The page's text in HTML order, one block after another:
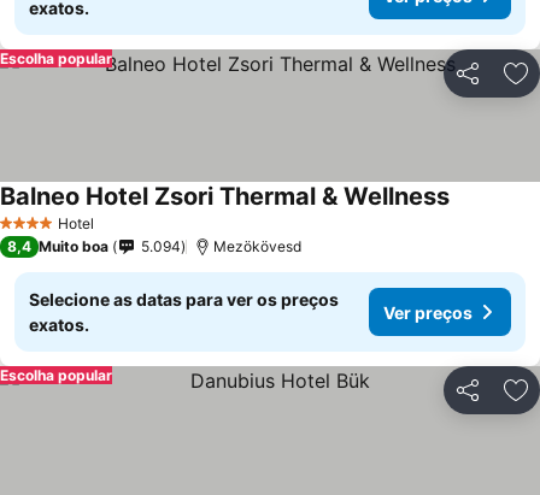
exatos.
Partilhar
Escolha popular
4 EstrelasHotel
Balneo Hotel Zsori Thermal & WellnessVer
8,4 Muito boa 5.094 Mezökövesd
Selecione as datas para ver os preços
exatos.
Ver preços
Partilhar
Escolha popular